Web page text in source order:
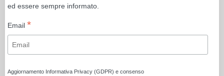
ed essere sempre informato.
Email *
Aggiornamento Informativa Privacy (GDPR) e consenso